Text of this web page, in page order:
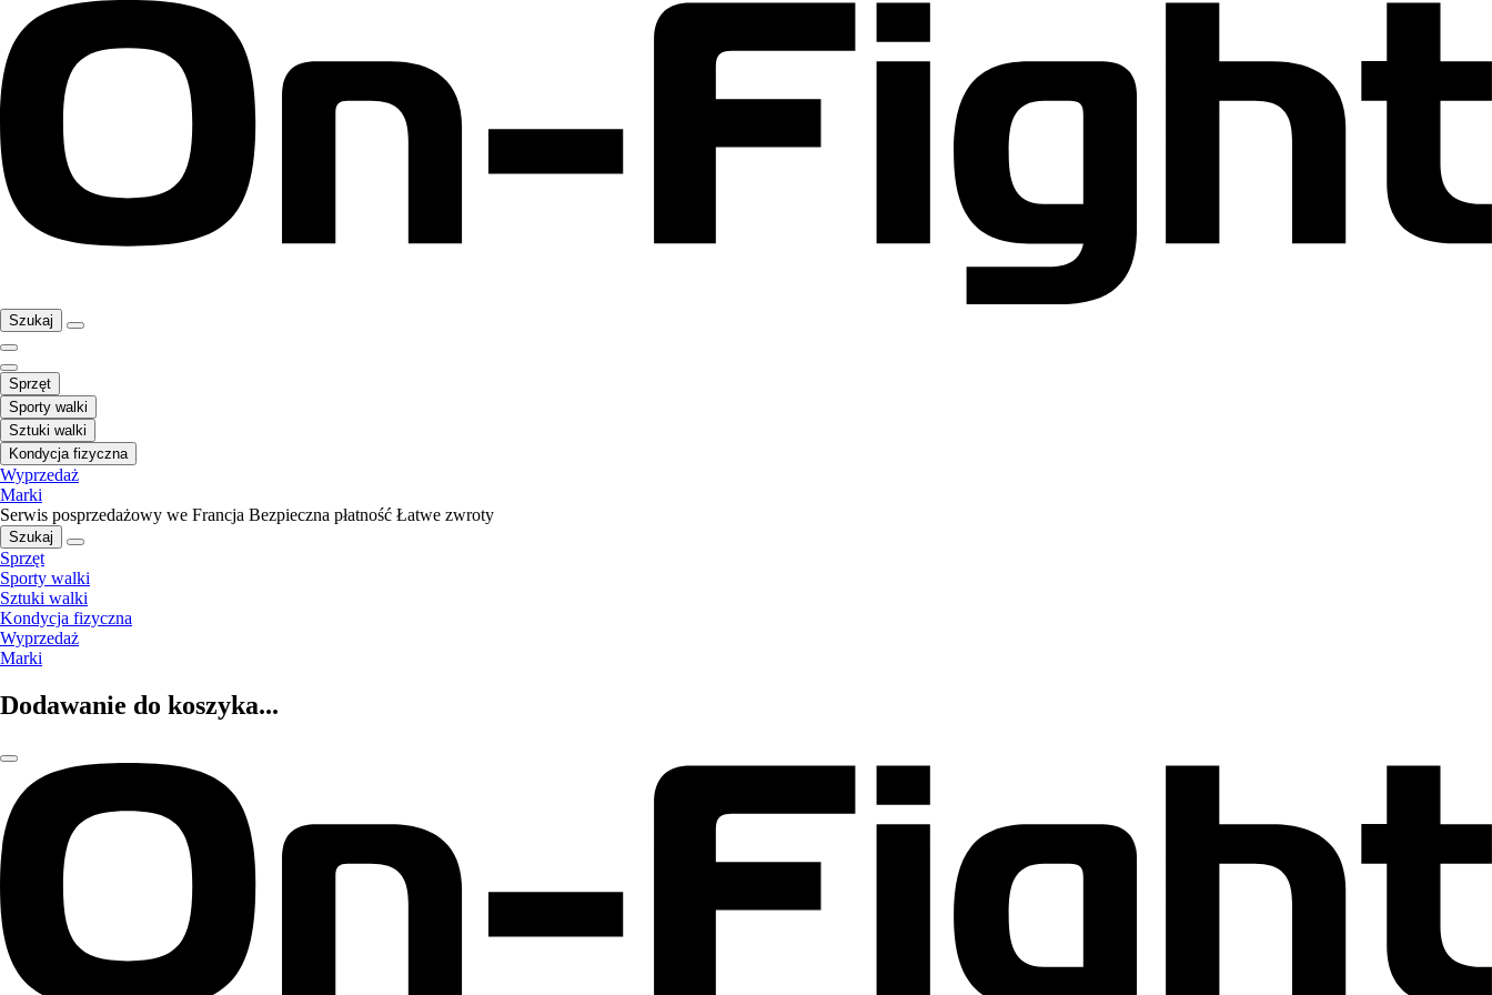
Szukaj
Sprzęt
Sporty walki
Sztuki walki
Kondycja fizyczna
Wyprzedaż
Marki
Serwis posprzedażowy we Francja Bezpieczna płatność Łatwe zwroty
Szukaj
Sprzęt
Sporty walki
Sztuki walki
Kondycja fizyczna
Wyprzedaż
Marki
Dodawanie do koszyka...